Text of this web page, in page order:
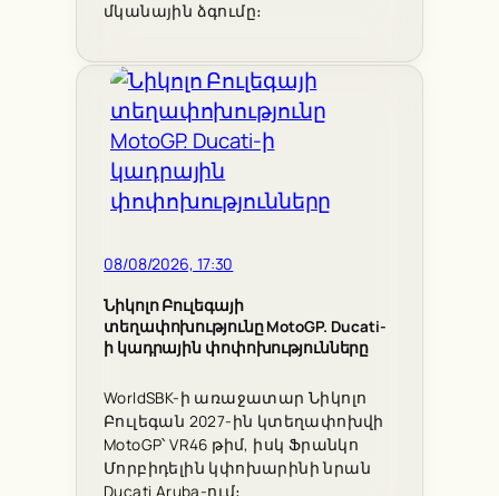
մկանային ձգումը։
08/08/2026, 17:30
Նիկոլո Բուլեգայի
տեղափոխությունը MotoGP. Ducati-
ի կադրային փոփոխությունները
WorldSBK-ի առաջատար Նիկոլո
Բուլեգան 2027-ին կտեղափոխվի
MotoGP՝ VR46 թիմ, իսկ Ֆրանկո
Մորբիդելին կփոխարինի նրան
Ducati Aruba-ում։